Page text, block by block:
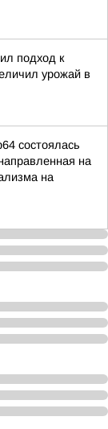
подход к
урожай в
состоялась
на
на